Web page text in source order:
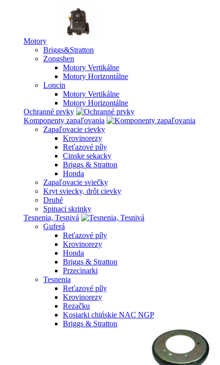
Motory
Briggs&Stratton
Zongshen
Motory Vertikálne
Motory Horizontálne
Loncin
Motory Vertikálne
Motory Horizontálne
Ochranné prvky
Komponenty zapaľovania
Zapaľovacie cievky
Krovinorezy
Reťazové píly
Cinske sekacky
Briggs & Stratton
Honda
Zapaľovacie sviečky
Kryt sviecky, drôt cievky
Druhé
Spinaci skrinky
Tesnenia, Tesnivá
Guferá
Reťazové píly
Krovinorezy
Honda
Briggs & Stratton
Przecinarki
Tesnenia
Reťazové píly
Krovinorezy
Rezačku
Kosiarki chińskie NAC NGP
Briggs & Stratton